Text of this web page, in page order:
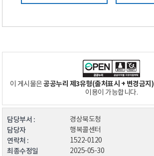
이 게시물은공공누리 제3유형(출처표시 + 변경금지)
이용이 가능합니다.
담당부서 : 경상북도청
담당자 행복콜센터
연락처 : 1522-0120
최종수정일 2025-05-30